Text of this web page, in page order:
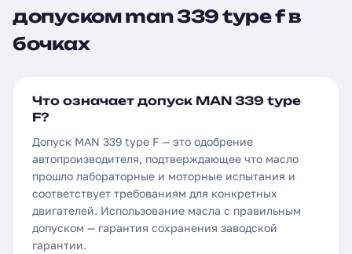
допуском man 339 type f в
бочках
Что означает допуск MAN 339 type
F?
Допуск MAN 339 type F — это одобрение
автопроизводителя, подтверждающее что масло
прошло лабораторные и моторные испытания и
соответствует требованиям для конкретных
двигателей. Использование масла с правильным
допуском — гарантия сохранения заводской
гарантии.